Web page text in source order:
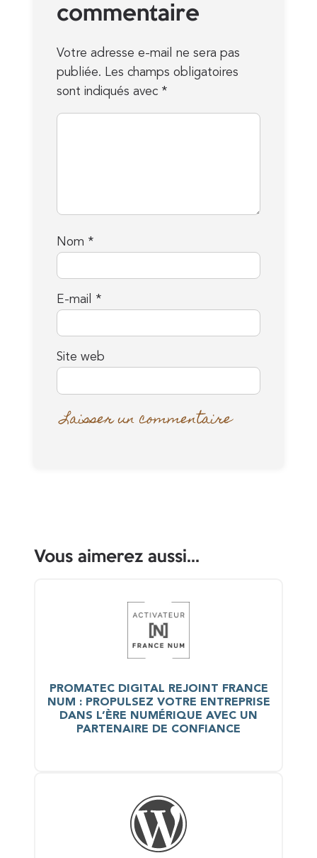
commentaire
Votre adresse e-mail ne sera pas
publiée. Les champs obligatoires
sont indiqués avec *
Nom *
E-mail *
Site web
Vous aimerez aussi...
PROMATEC DIGITAL REJOINT FRANCE
NUM : PROPULSEZ VOTRE ENTREPRISE
DANS L’ÈRE NUMÉRIQUE AVEC UN
PARTENAIRE DE CONFIANCE